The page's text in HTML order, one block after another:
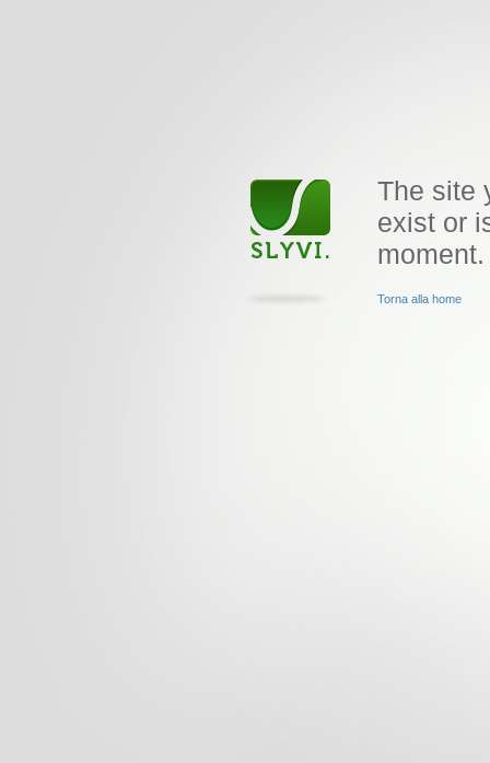
The site
exist or
moment.
Torna alla home